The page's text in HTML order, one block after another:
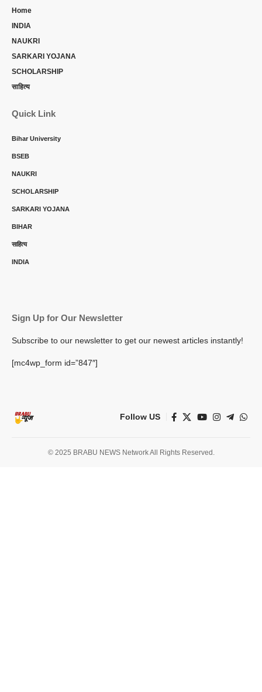
Home
INDIA
NAUKRI
SARKARI YOJANA
SCHOLARSHIP
साहित्य
Quick Link
Bihar University
BSEB
NAUKRI
SCHOLARSHIP
SARKARI YOJANA
BIHAR
साहित्य
INDIA
Sign Up for Our Newsletter
Subscribe to our newsletter to get our newest articles instantly!
[mc4wp_form id=”847″]
Follow US
© 2025 BRABU NEWS Network All Rights Reserved.